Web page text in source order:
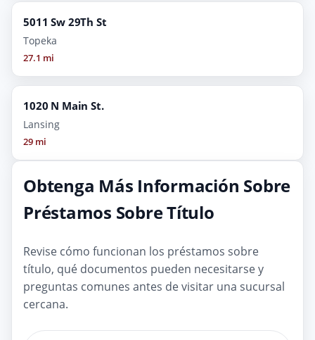
5011 Sw 29Th St
Topeka
27.1 mi
1020 N Main St.
Lansing
29 mi
Obtenga Más Información Sobre
Préstamos Sobre Título
Revise cómo funcionan los préstamos sobre
título, qué documentos pueden necesitarse y
preguntas comunes antes de visitar una sucursal
cercana.